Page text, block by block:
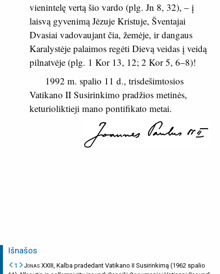
vienintelę vertą šio vardo (plg. Jn 8, 32), – į
laisvą gyvenimą Jėzuje Kristuje, Šventajai
Dvasiai vadovaujant čia, žemėje, ir dangaus
Karalystėje palaimos regėti Dievą veidas į veidą
pilnatvėje (plg. 1 Kor 13, 12; 2 Kor 5, 6–8)!
1992 m. spalio 11 d., trisdešimtosios
Vatikano II Susirinkimo pradžios metinės,
keturioliktieji mano pontifikato metai.
Išnašos
1 Jonas XXIII , Kalba pradedant Vatikano II Susirinkimą (1962 spalio